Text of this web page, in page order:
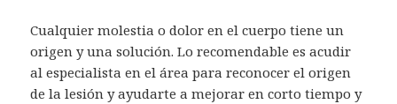
Cualquier molestia o dolor en el cuerpo tiene un
origen y una solución. Lo recomendable es acudir
al especialista en el área para reconocer el origen
de la lesión y ayudarte a mejorar en corto tiempo y